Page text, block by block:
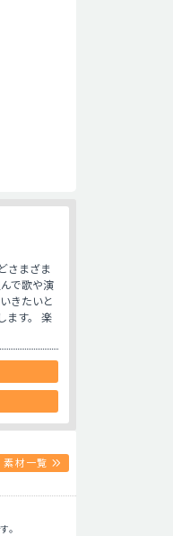
さまざま
で歌や演
きたいと
ます。 楽
素材一覧
。